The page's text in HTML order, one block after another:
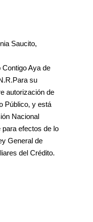
Saucito,
Aya de
su
autorización de
Público, y está
Nacional
efectos de lo
General de
del Crédito.